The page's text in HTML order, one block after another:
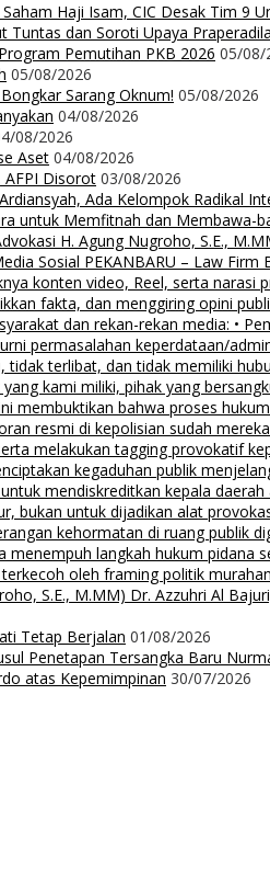
Haji Isam, CIC Desak Tim 9
Tuntas dan Soroti Upaya
Pemutihan PKB 2026 05/08/
05/08/2026
Sarang Oknum! 05/08/2026
04/08/2026
08/2026
Aset 04/08/2026
AFPI Disorot 03/08/2026
Ada Kelompok Radikal
untuk Memfitnah dan Membawa-
H. Agung Nugroho, S.E.,
Sosial PEKANBARU – Law
konten video, Reel, serta
fakta, dan menggiring opini
dan rekan-rekan media: •
permasalahan keperdataan/
terlibat, dan tidak memiliki
kami miliki, pihak yang
membuktikan bahwa proses
resmi di kepolisian sudah
melakukan tagging provokatif
kegaduhan publik
mendiskreditkan kepala
bukan untuk dijadikan alat
kehormatan di ruang publik
langkah hukum
oleh framing politik
S.E., M.MM) Dr. Azzuhri Al
Tetap Berjalan 01/08/2026
Penetapan Tersangka Baru
atas Kepemimpinan 30/07/2026